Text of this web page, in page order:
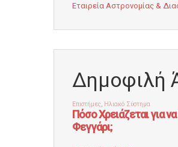
Εταιρεία Αστρονομίας &
Δημοφιλή